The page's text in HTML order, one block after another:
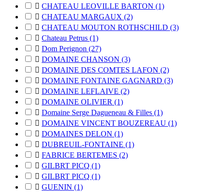
 CHATEAU LEOVILLE BARTON (1)
 CHATEAU MARGAUX (2)
 CHATEAU MOUTON ROTHSCHILD (3)
 Chateau Petrus (1)
 Dom Perignon (27)
 DOMAINE CHANSON (3)
 DOMAINE DES COMTES LAFON (2)
 DOMAINE FONTAINE GAGNARD (3)
 DOMAINE LEFLAIVE (2)
 DOMAINE OLIVIER (1)
 Domaine Serge Dagueneau & Filles (1)
 DOMAINE VINCENT BOUZEREAU (1)
 DOMAINES DELON (1)
 DUBREUIL-FONTAINE (1)
 FABRICE BERTEMES (2)
 GILBRT PICQ (1)
 GILBRT PICQ (1)
 GUENIN (1)